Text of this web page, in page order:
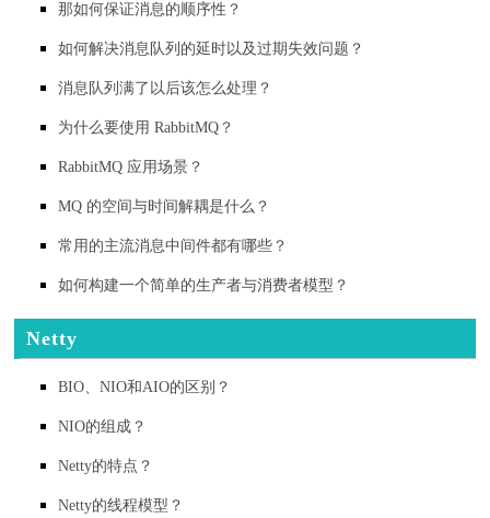
那如何保证消息的顺序性？
如何解决消息队列的延时以及过期失效问题？
消息队列满了以后该怎么处理？
为什么要使用 RabbitMQ？
RabbitMQ 应用场景？
MQ 的空间与时间解耦是什么？
常用的主流消息中间件都有哪些？
如何构建一个简单的生产者与消费者模型？
Netty
BIO、NIO和AIO的区别？
NIO的组成？
Netty的特点？
Netty的线程模型？